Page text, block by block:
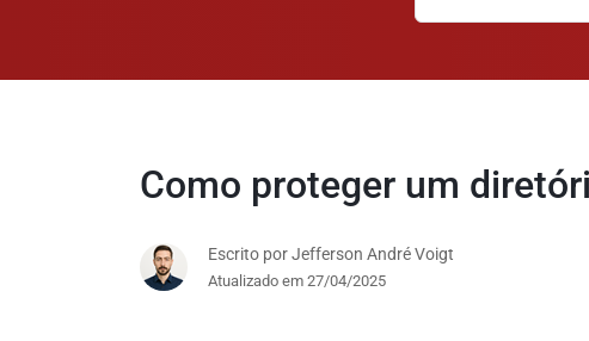
Como proteger um
Escrito por Jefferson André Voigt
Atualizado em 27/04/2025